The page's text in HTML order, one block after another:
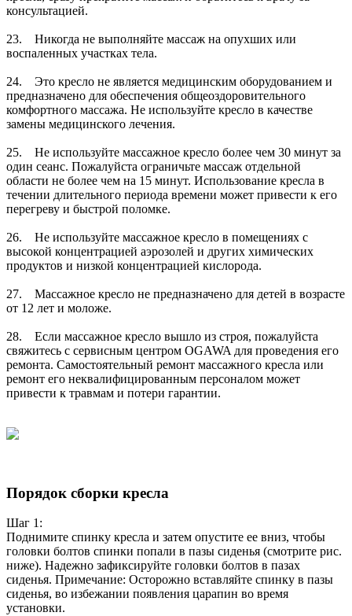
консультацией.
23. Никогда не выполняйте массаж на опухших или
воспаленных участках тела.
24. Это кресло не является медицинским оборудованием и
предназначено для обеспечения общеоздоровительного
комфортного массажа. Не используйте кресло в качестве
замены медицинского лечения.
25. Не используйте массажное кресло более чем 30 минут за
один сеанс. Пожалуйста ограничьте массаж отдельной
области не более чем на 15 минут. Использование кресла в
течении длительного периода времени может привести к его
перегреву и быстрой поломке.
26. Не используйте массажное кресло в помещениях с
высокой концентрацией аэрозолей и других химических
продуктов и низкой концентрацией кислорода.
27. Массажное кресло не предназначено для детей в возрасте
от 12 лет и моложе.
28. Если массажное кресло вышло из строя, пожалуйста
свяжитесь с сервисным центром OGAWA для проведения его
ремонта. Самостоятельный ремонт массажного кресла или
ремонт его неквалифицированным персоналом может
привести к травмам и потери гарантии.
Порядок сборки кресла
Шаг 1:
Поднимите спинку кресла и затем опустите ее вниз, чтобы
головки болтов спинки попали в пазы сиденья (смотрите рис.
ниже). Надежно зафиксируйте головки болтов в пазах
сиденья. Примечание: Осторожно вставляйте спинку в пазы
сиденья, во избежании появления царапин во время
установки.